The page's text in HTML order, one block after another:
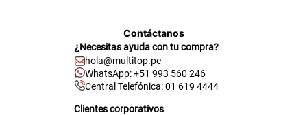
Contáctanos
¿Necesitas ayuda con tu compra?
hola@multitop.pe
WhatsApp: +51 993 560 246
Central Telefónica: 01 619 4444
Clientes corporativos